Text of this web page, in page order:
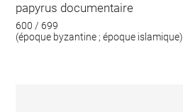
papyrus documentaire
600 / 699
(époque byzantine ; époque islamique)